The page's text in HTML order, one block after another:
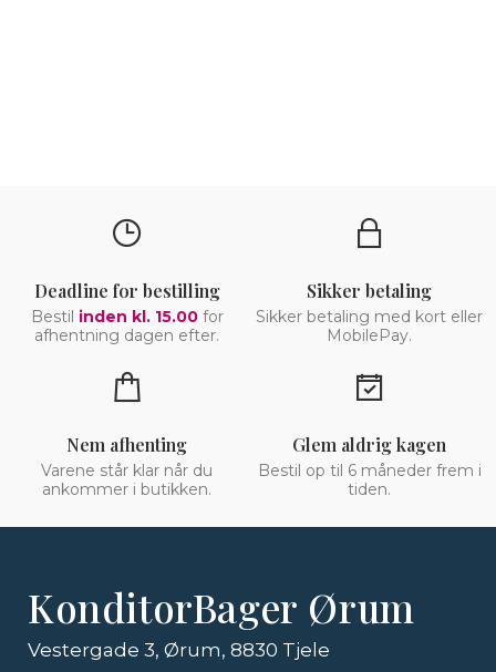
Deadline for bestilling
Bestil inden kl. 15.00for
afhentning dagen efter.
Sikker betaling
Sikker betaling med kort eller
MobilePay.
Nem afhenting
Varene står klar når du
ankommer i butikken.
Glem aldrig kagen
Bestil op til 6 måneder frem i
tiden.
KonditorBager Ørum
Vestergade 3, Ørum, 8830 Tjele